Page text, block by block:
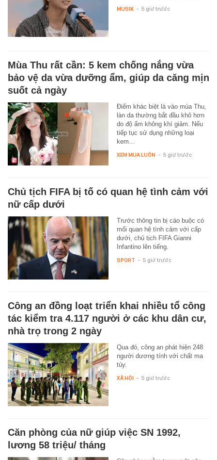
MUSIK - 5 giờ trước
Mùa Thu rất cần: 5 kem chống nắng vừa
bảo vệ da vừa dưỡng ẩm, giúp da căng mịn
suốt cả ngày
Điểm khác biệt là vào mùa Thu,
làn da thường bắt đầu khô hơn
do độ ẩm không khí giảm. Nếu
tiếp tục sử dụng những loại
kem…
XEM MUA LUÔN - 5 giờ trước
Chủ tịch FIFA bị tố có quan hệ tình cảm với
nữ cấp dưới
Trước thông tin bị cáo buộc có
mối quan hệ tình cảm với cấp
dưới, chủ tịch FIFA Gianni
Infantino lên tiếng.
SPORT - 5 giờ trước
Công an đồng loạt triển khai nhiều tổ công
tác kiểm tra 4.117 người ở các khu dân cư,
nhà trọ trong 2 ngày
Qua đó, công an phát hiện 248
người dương tính với chất ma
túy.
XÃ HỘI - 5 giờ trước
Căn phòng của nữ giúp việc SN 1992,
lương 58 triệu/ tháng